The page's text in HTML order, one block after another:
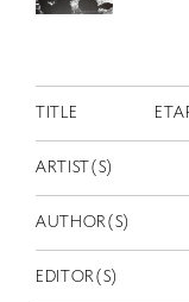
CONTACT
JP
EN
TITLE
ARTIST(S)
AUTHOR(S)
EDITOR(S)